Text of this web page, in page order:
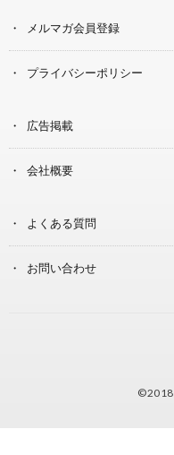
メルマガ会員登録
プライバシーポリシー
広告掲載
会社概要
よくある質問
お問い合わせ
©2018